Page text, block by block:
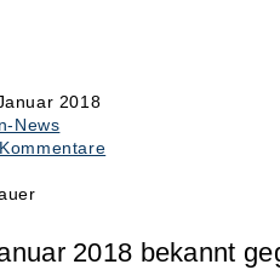
2018
News
2018 bekannt